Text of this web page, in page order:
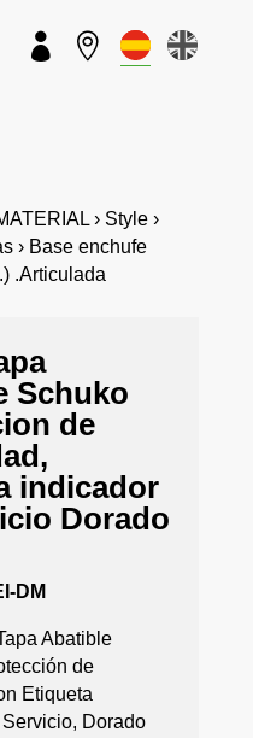
 
› Style ›
› Base enchufe
.Articulada
Schuko
de
indicador
Dorado
DM
Abatible
de
Etiqueta
Servicio, Dorado